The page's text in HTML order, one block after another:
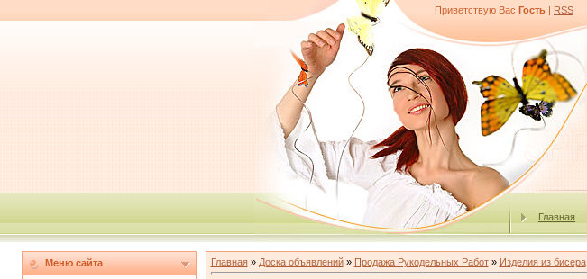
Приветствую Вас Гость | RSS
Главная
Меню сайта Главная» Доска объявлений» Продажа Рукодельных Работ» Изделия из бисера